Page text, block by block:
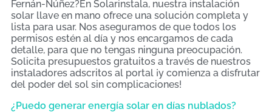
Fernán-Núñez?En Solarinstala, nuestra instalación
solar llave en mano ofrece una solución completa y
lista para usar. Nos aseguramos de que todos los
permisos estén al día y nos encargamos de cada
detalle, para que no tengas ninguna preocupación.
Solicita presupuestos gratuitos a través de nuestros
instaladores adscritos al portal ¡y comienza a disfrutar
del poder del sol sin complicaciones!
¿Puedo generar energía solar en días nublados?